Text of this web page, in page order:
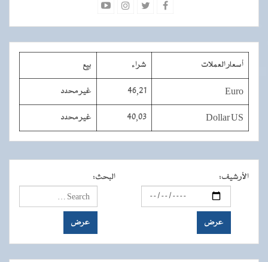
أسعار العملات شراء بيع
Euro
46,21 غير محدد
Dollar US
40,03 غير محدد
الأرشيف: البحث: